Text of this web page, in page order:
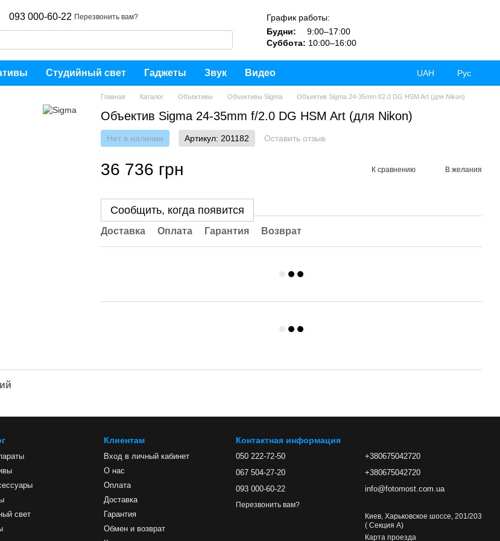
093 000-60-22 Перезвонить вам?
График работы:
Будни:
9:00–17:00
Суббота: 10:00–16:00
Студийный свет Гаджеты Звук Видео UAH Рус
Главная Каталог Объективы Объективы Sigma Объектив Sigma 24-35mm f/2.0 DG HSM Art (для Nikon)
Объектив Sigma 24-35mm f/2.0 DG HSM Art (для Nikon)
Нет в наличии Артикул: 201182 Оставить отзыв
36 736 грн К сравнению В желания
Сообщить, когда появится
Доставка Оплата Гарантия Возврат
свет
Клиентам
Вход в личный кабинет
О нас
Оплата
Доставка
Гарантия
Обмен и возврат
Контактная информация
050 222-72-50
067 504-27-20
093 000-60-22
Перезвонить вам?
+380675042720
+380675042720
info@fotomost.com.ua
Киев, Харьковское шоссе, 201/203
( Секция А)
Карта проезда